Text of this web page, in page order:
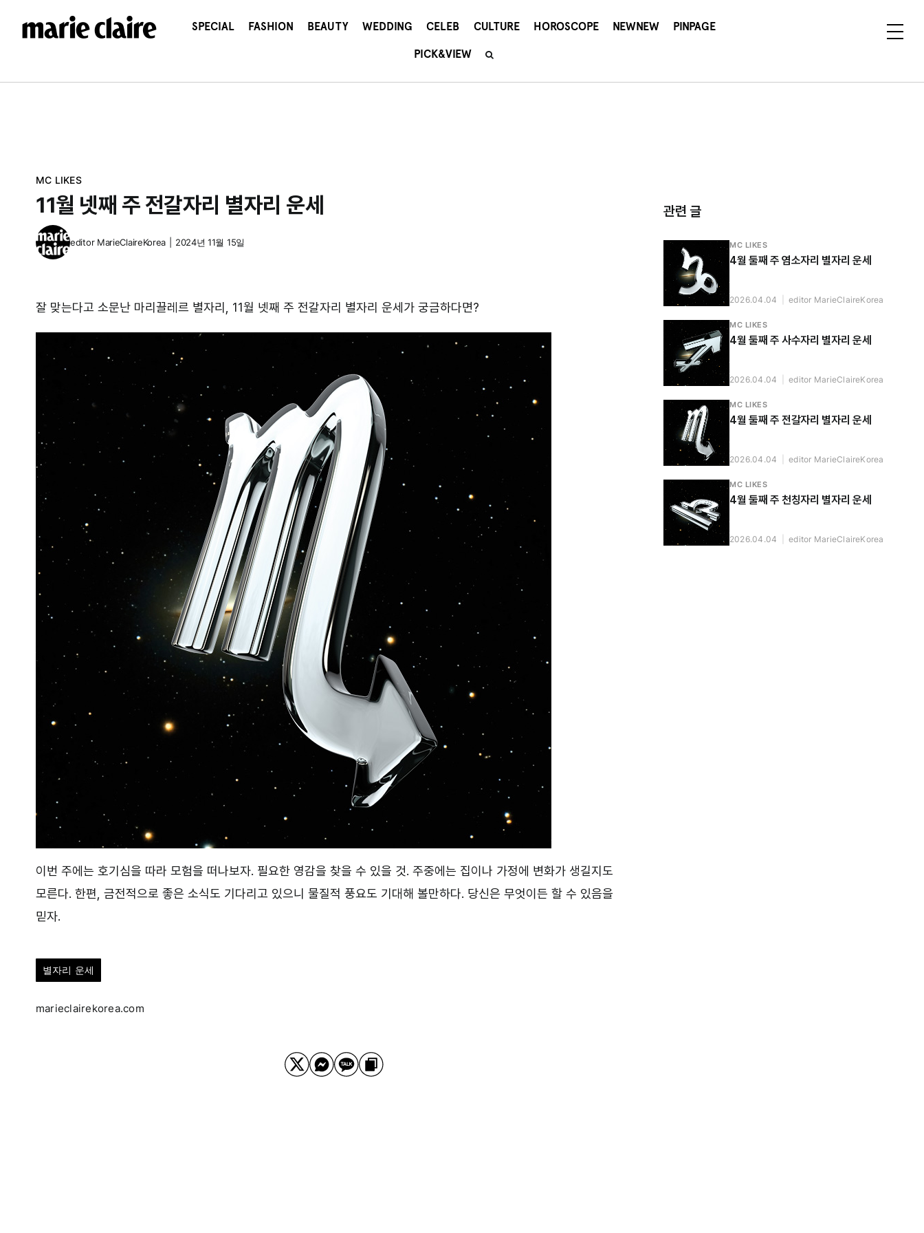
건
SPECIAL FASHION BEAUTY WEDDING CELEB CULTURE HOROSCOPE NEWNEW PINPAGE
PICK&VIEW
MC LIKES
11월 넷째 주 전갈자리 별자리 운세
editor MarieClaireKorea 2024년 11월 15일
잘 맞는다고 소문난 마리끌레르 별자리, 11월 넷째 주 전갈자리 별자리 운세가 궁금하다면?
이번 주에는 호기심을 따라 모험을 떠나보자. 필요한 영감을 찾을 수 있을 것. 주중에는 집이나 가정에 변화가 생길지도
모른다. 한편, 금전적으로 좋은 소식도 기다리고 있으니 물질적 풍요도 기대해 볼만하다. 당신은 무엇이든 할 수 있음을
믿자.
별자리 운세
marieclairekorea.com
관련 글
MC LIKES
4월 둘째 주 염소자리 별자리 운세
2026.04.04 editor MarieClaireKorea
MC LIKES
4월 둘째 주 사수자리 별자리 운세
2026.04.04 editor MarieClaireKorea
MC LIKES
4월 둘째 주 전갈자리 별자리 운세
2026.04.04 editor MarieClaireKorea
MC LIKES
4월 둘째 주 천칭자리 별자리 운세
2026.04.04 editor MarieClaireKorea